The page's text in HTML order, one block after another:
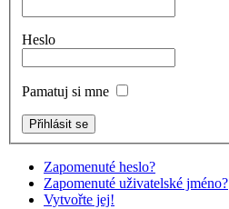
Heslo
Pamatuj si mne
Zapomenuté heslo?
Zapomenuté uživatelské jméno?
Vytvořte jej!